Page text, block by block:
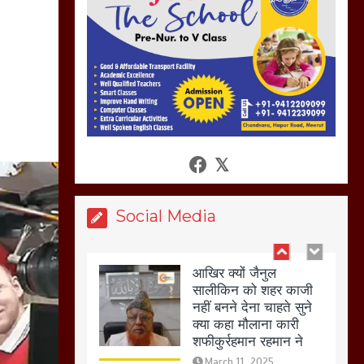
Social Media
अगर रखी गई होली तो होगा
खून खराबा,
March 11, 2025
आखिर क्यों जैनुल
सालीकिन को शहर काजी
नहीं बनने देना चाहते सुने
क्या कहा मौलाना कारी
शफीकुर्रहमान रहमान ने
March 11, 2025
बिजली विभाग से परेशान
होकर बागपत में एक संत ने
सरकार को दी आमरण
अनशन की चेतावनी
March 8, 2025